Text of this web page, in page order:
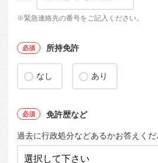
※緊急連絡先の番号をご記入ください。
所持免許
なし あり
免許歴など
過去に行政処分などあるかお答えくだ